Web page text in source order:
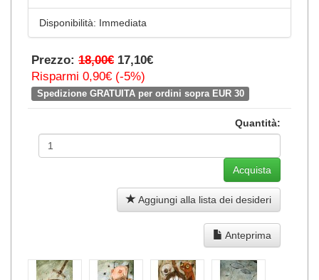
Disponibilità: Immediata
Prezzo: 18,00€ 17,10€
Risparmi 0,90€ (-5%)
Spedizione GRATUITA per ordini sopra EUR 30
Quantità:
Aggiungi alla lista dei desideri
Anteprima